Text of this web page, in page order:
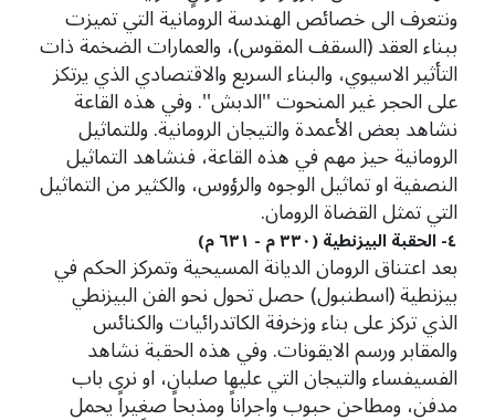
ونتعرف الى خصائص الهندسة الرومانية التي تميزت
ببناء العقد (السقف المقوس)، والعمارات الضخمة ذات
التأثير الاسيوي، والبناء السريع والاقتصادي الذي يرتكز
على الحجر غير المنحوت ''الدبش''. وفي هذه القاعة
نشاهد بعض الأعمدة والتيجان الرومانية. وللتماثيل
الرومانية حيز مهم في هذه القاعة، فنشاهد التماثيل
النصفية او تماثيل الوجوه والرؤوس، والكثير من التماثيل
التي تمثل القضاة الرومان.
٤- الحقبة البيزنطية (٣٣٠ م - ٦٣١ م)
بعد اعتناق الرومان الديانة المسيحية وتمركز الحكم في
بيزنطية (اسطنبول) حصل تحول نحو الفن البيزنطي
الذي تركز على بناء وزخرفة الكاتدرائيات والكنائس
والمقابر ورسم الايقونات. وفي هذه الحقبة نشاهد
الفسيفساء والتيجان التي عليها صلبان، او نرى باب
مدفن، ومطاحن حبوب واجراناً ومذبحاً صغيراً يحمل